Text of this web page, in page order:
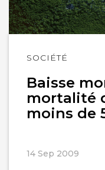
SOCIÉTÉ
Baisse
mortalité
moins de
14 Sep 2009
Lire